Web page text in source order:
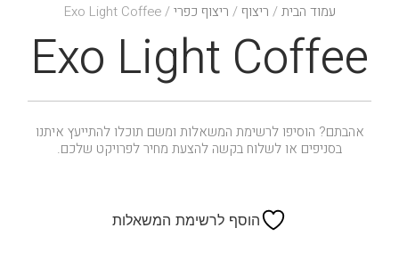
עמוד הבית/ ריצוף/ ריצוף כפרי/ Exo Light Coffee
Exo Light Coffee
אהבתם? הוסיפו לרשימת המשאלות ומשם תוכלו להתייעץ איתנו
בסניפים או לשלוח בקשה להצעת מחיר לפרויקט שלכם.
הוסף לרשימת המשאלות